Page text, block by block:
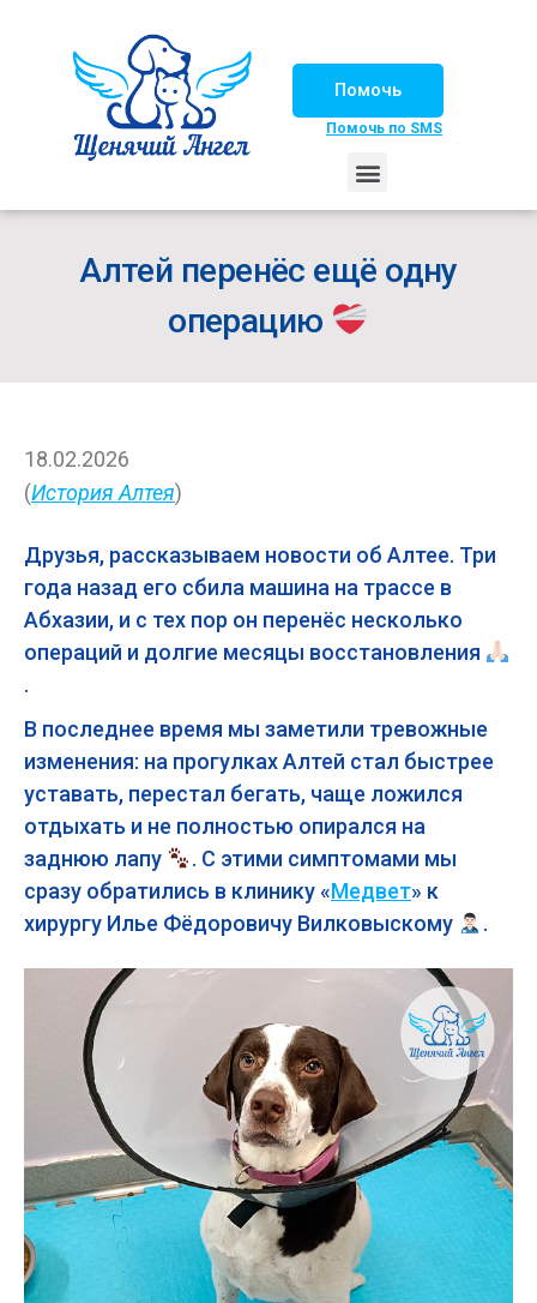
Помочь
Помочь по SMS
Алтей перенёс ещё одну
операцию
18.02.2026
(История Алтея)
Друзья, рассказываем новости об Алтее. Три
года назад его сбила машина на трассе в
Абхазии, и с тех пор он перенёс несколько
операций и долгие месяцы восстановления
.
В последнее время мы заметили тревожные
изменения: на прогулках Алтей стал быстрее
уставать, перестал бегать, чаще ложился
отдыхать и не полностью опирался на
заднюю лапу
. С этими симптомами мы
сразу обратились в клинику «Медвет» к
хирургу Илье Фёдоровичу Вилковыскому
.